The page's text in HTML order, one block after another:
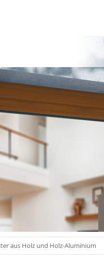
aus Holz und Holz-Aluminium